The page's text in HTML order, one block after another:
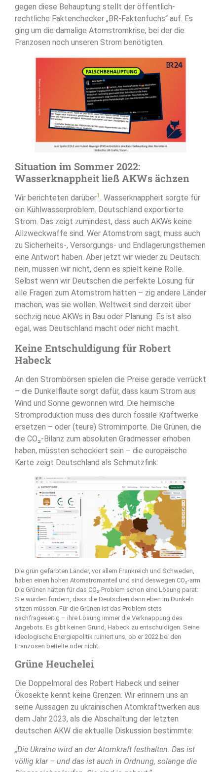
gegen diese Behauptung stellt der öffentlich-
rechtliche Faktenchecker „BR-Faktenfuchs“ auf. Es
ging um die damalige Atomstromkrise, bei der die
Franzosen noch unseren Strom benötigten.
Situation im Sommer 2022:
Wasserknappheit ließ AKWs ächzen
Wir berichteten darüber1 . Wasserknappheit sorgte für
ein Kühlwasserproblem. Deutschland exportierte
Strom. Das zeigt zumindest, dass auch AKWs keine
Allzweckwaffe sind. Wer Atomstrom sagt, muss auch
zu Sicherheits-, Versorgungs- und Endlagerungsthemen
eine Antwort haben. Aber jetzt wir wieder zu Deutsch:
nein, müssen wir nicht, denn es spielt keine Rolle.
Selbst wenn wir Deutschen die perfekte Lösung für
alle Fragen zum Atomstrom hätten – zig andere Länder
machen, was sie wollen. Weltweit sind derzeit über
sechzig neue AKWs in Bau oder Planung. Es ist also
egal, was Deutschland macht oder nicht macht.
Keine Entschuldigung für Robert
Habeck
An den Strombörsen spielen die Preise gerade verrückt
– die Dunkelflaute sorgt dafür, dass kaum Strom aus
Wind und Sonne gewonnen wird. Die heimische
Stromproduktion muss dies durch fossile Kraftwerke
ersetzen – oder (teure) Stromimporte. Die Grünen, die
die CO₂-Bilanz zum absoluten Gradmesser erhoben
haben, müssten schockiert sein – die europäische
Karte zeigt Deutschland als Schmutzfink:
Die grün gefärbten Länder, vor allem Frankreich und Schweden,
haben einen hohen Atomstromanteil und sind deswegen CO₂-arm.
Die Grünen hätten für das CO₂-Problem schon eine Lösung parat:
Sie würden fordern, dass die Deutschen dann eben im Dunkeln
sitzen müssen. Für die Grünen ist das Problem stets
nachfrageseitig – ihre Lösung immer die Verknappung des
Angebots. Es gibt keinen Grund, Habeck zu entschuldigen. Seine
ideologische Energiepolitik ruiniert uns, ob er 2022 bei den
Franzosen bettelte oder nicht.
Grüne Heuchelei
Die Doppelmoral des Robert Habeck und seiner
Ökosekte kennt keine Grenzen. Wir erinnern uns an
seine Aussagen zu ukrainischen Atomkraftwerken aus
dem Jahr 2023, als die Abschaltung der letzten
deutschen AKW die aktuelle Diskussion bestimmte:
„Die Ukraine wird an der Atomkraft festhalten. Das ist
völlig klar – und das ist auch in Ordnung, solange die